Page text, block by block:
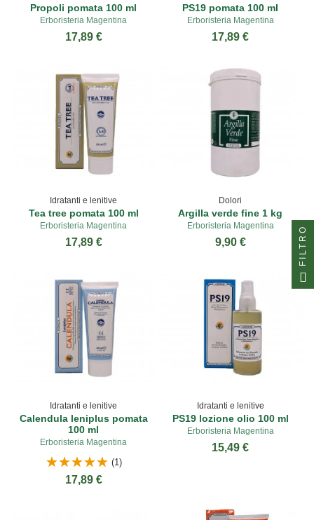
Propoli pomata 100 ml
Erboristeria Magentina
17,89 €
PS19 pomata 100 ml
Erboristeria Magentina
17,89 €
Idratanti e lenitive
Tea tree pomata 100 ml
Erboristeria Magentina
17,89 €
Dolori
Argilla verde fine 1 kg
Erboristeria Magentina
9,90 €
Idratanti e lenitive
Calendula leniplus pomata
100 ml
Erboristeria Magentina
(1)
17,89 €
Idratanti e lenitive
PS19 lozione olio 100 ml
Erboristeria Magentina
15,49 €
FILTRO